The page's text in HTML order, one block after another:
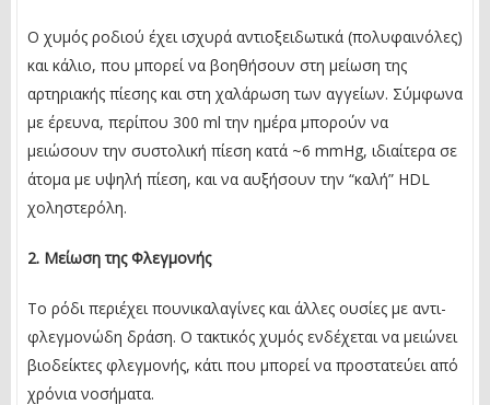
Ο χυμός ροδιού έχει ισχυρά αντιοξειδωτικά (πολυφαινόλες)
και κάλιο, που μπορεί να βοηθήσουν στη μείωση της
αρτηριακής πίεσης και στη χαλάρωση των αγγείων. Σύμφωνα
με έρευνα, περίπου 300 ml την ημέρα μπορούν να
μειώσουν την συστολική πίεση κατά ~6 mmHg, ιδιαίτερα σε
άτομα με υψηλή πίεση, και να αυξήσουν την “καλή” HDL
χοληστερόλη.
2. Μείωση της Φλεγμονής
Το ρόδι περιέχει πουνικαλαγίνες και άλλες ουσίες με αντι-
φλεγμονώδη δράση. Ο τακτικός χυμός ενδέχεται να μειώνει
βιοδείκτες φλεγμονής, κάτι που μπορεί να προστατεύει από
χρόνια νοσήματα.